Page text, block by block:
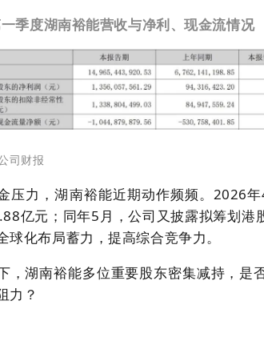
季度湖南裕能营收与净利、现金流情况
司财报
压力，湖南裕能近期动作频频。2026
亿元；同年5月，公司又披露拟筹划港
球化布局蓄力，提高综合竞争力。
，湖南裕能多位重要股东密集减持，是
力？